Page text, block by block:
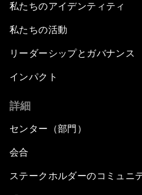
私たちのアイデンティティ
私たちの活動
リーダーシップとガバナンス
インパクト
詳細
センター（部門）
会合
ステークホルダーのコミュニ